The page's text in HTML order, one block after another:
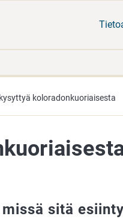
koloradonkuoriaisesta
sitä